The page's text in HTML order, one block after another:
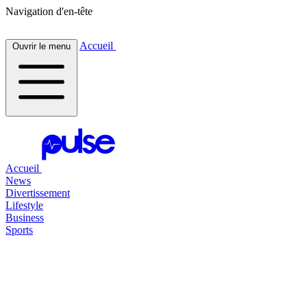
Navigation d'en-tête
Ouvrir le menu Accueil
Accueil
News
Divertissement
Lifestyle
Business
Sports